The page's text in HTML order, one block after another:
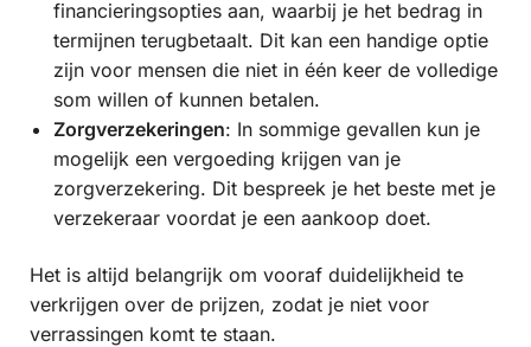
financieringsopties aan, waarbij je het bedrag in
termijnen terugbetaalt. Dit kan een handige optie
zijn voor mensen die niet in één keer de volledige
som willen of kunnen betalen.
Zorgverzekeringen: In sommige gevallen kun je
mogelijk een vergoeding krijgen van je
zorgverzekering. Dit bespreek je het beste met je
verzekeraar voordat je een aankoop doet.
Het is altijd belangrijk om vooraf duidelijkheid te
verkrijgen over de prijzen, zodat je niet voor
verrassingen komt te staan.